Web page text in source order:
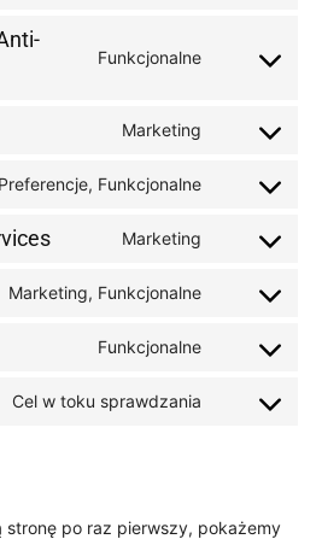
analytics
service
Funkcjonalne
Consent
service
security-
Marketing
Consent
service
Preferencje, Funkcjonalne
Consent
service
Marketing
Consent
service
services
Marketing, Funkcjonalne
Consent
service
Funkcjonalne
Consent
service
Cel w toku sprawdzania
Consent
stronę po raz pierwszy, pokażemy